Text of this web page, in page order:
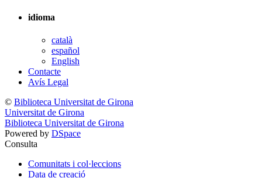
idioma
català
español
English
Contacte
Avís Legal
© Biblioteca Universitat de Girona
Universitat de Girona
Biblioteca Universitat de Girona
Powered by DSpace
Consulta
Comunitats i col·leccions
Data de creació